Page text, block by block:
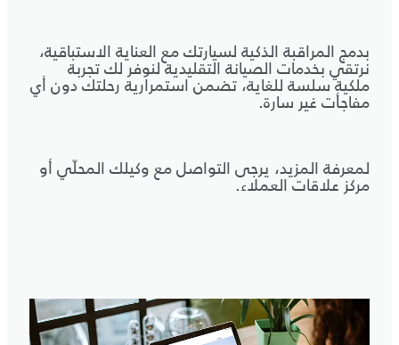
بدمج المراقبة الذكية لسيارتك مع العناية الاستباقية،
نرتقي بخدمات الصيانة التقليدية لنوفر لك تجربة
ملكية سلسة للغاية، تضمن استمرارية رحلتك دون أي
مفاجأت غير سارة.
لمعرفة المزيد، يرجى التواصل مع وكيلك المحلّي أو
مركز علاقات العملاء.